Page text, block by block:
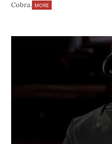
Cobra. MORE